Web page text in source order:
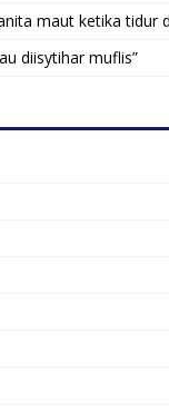
maut ketika tidur
diisytihar muflis”